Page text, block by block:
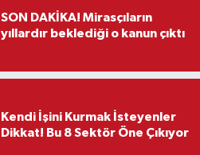
SON DAKİKA! Mirasçıların
yıllardır beklediği o kanun çıktı
Kendi İşini Kurmak İsteyenler
Dikkat! Bu 8 Sektör Öne Çıkıyor